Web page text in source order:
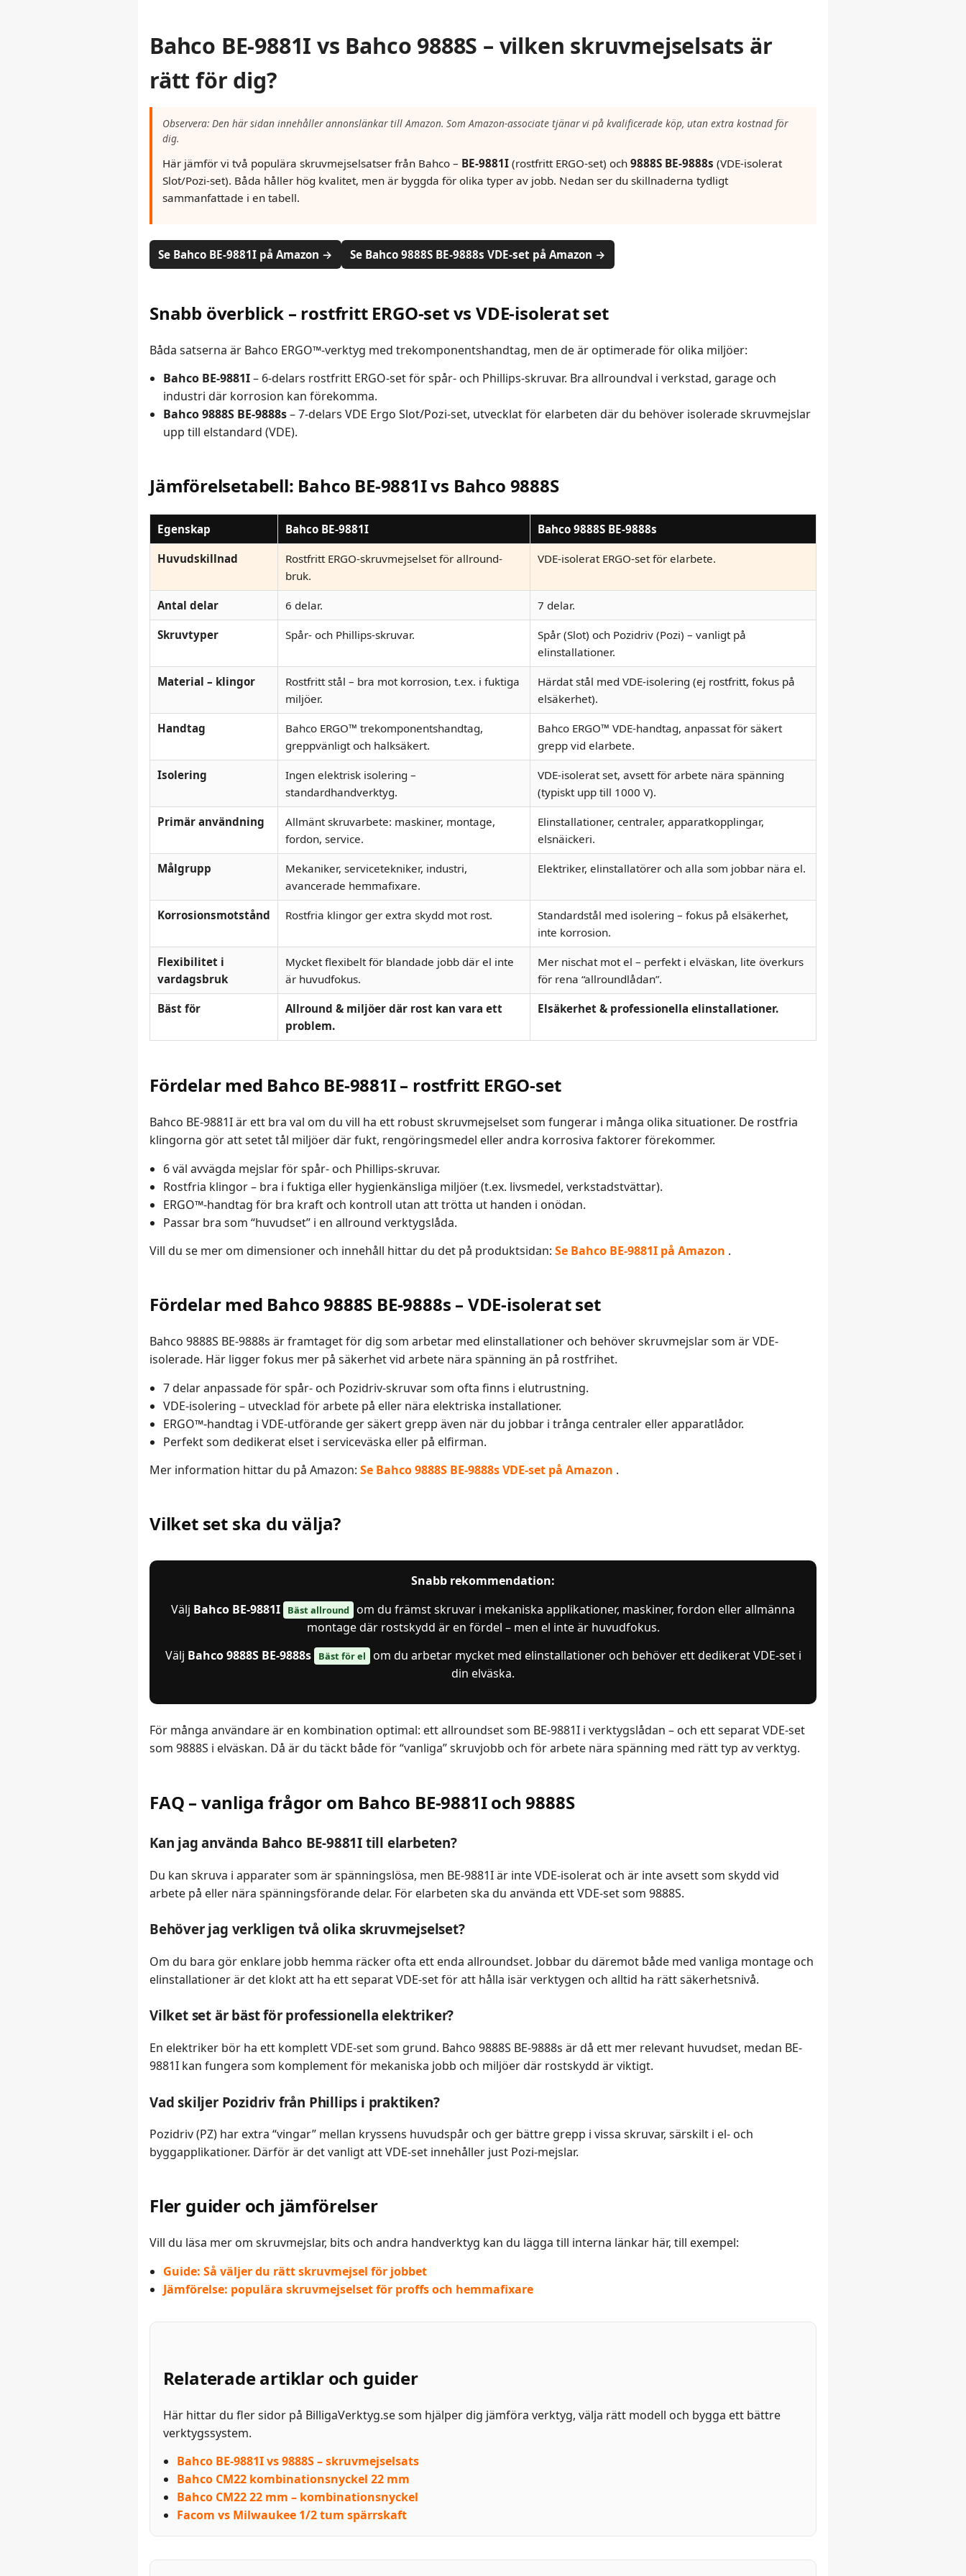
Bahco BE-9881I vs Bahco 9888S – vilken skruvmejselsats är
rätt för dig?
Observera: Den här sidan innehåller annonslänkar till Amazon. Som Amazon-associate tjänar vi på kvalificerade köp, utan extra kostnad för
dig.
Här jämför vi två populära skruvmejselsatser från Bahco – BE-9881I (rostfritt ERGO-set) och 9888S BE-9888s (VDE-isolerat
Slot/Pozi-set). Båda håller hög kvalitet, men är byggda för olika typer av jobb. Nedan ser du skillnaderna tydligt
sammanfattade i en tabell.
Se Bahco BE-9881I på Amazon → Se Bahco 9888S BE-9888s VDE-set på Amazon →
Snabb överblick – rostfritt ERGO-set vs VDE-isolerat set
Båda satserna är Bahco ERGO™-verktyg med trekomponentshandtag, men de är optimerade för olika miljöer:
Bahco BE-9881I– 6-delars rostfritt ERGO-set för spår- och Phillips-skruvar. Bra allroundval i verkstad, garage och
industri där korrosion kan förekomma.
Bahco 9888S BE-9888s– 7-delars VDE Ergo Slot/Pozi-set, utvecklat för elarbeten där du behöver isolerade skruvmejslar
upp till elstandard (VDE).
Jämförelsetabell: Bahco BE-9881I vs Bahco 9888S
Egenskap Bahco BE-9881I Bahco 9888S BE-9888s
Huvudskillnad
Rostfritt ERGO-skruvmejselset för allround-
bruk.
VDE-isolerat ERGO-set för elarbete.
Antal delar 6 delar. 7 delar.
Skruvtyper Spår- och Phillips-skruvar.
Spår (Slot) och Pozidriv (Pozi) – vanligt på
elinstallationer.
Material – klingor
Rostfritt stål – bra mot korrosion, t.ex. i fuktiga
miljöer.
Härdat stål med VDE-isolering (ej rostfritt, fokus på
elsäkerhet).
Handtag
Bahco ERGO™ trekomponentshandtag,
greppvänligt och halksäkert.
Bahco ERGO™ VDE-handtag, anpassat för säkert
grepp vid elarbete.
Isolering
Ingen elektrisk isolering –
standardhandverktyg.
VDE-isolerat set, avsett för arbete nära spänning
(typiskt upp till 1000 V).
Primär användning
Allmänt skruvarbete: maskiner, montage,
fordon, service.
Elinstallationer, centraler, apparatkopplingar,
elsnäickeri.
Målgrupp
Mekaniker, servicetekniker, industri,
avancerade hemmafixare.
Elektriker, elinstallatörer och alla som jobbar nära el.
Korrosionsmotstånd Rostfria klingor ger extra skydd mot rost.
Standardstål med isolering – fokus på elsäkerhet,
inte korrosion.
Flexibilitet i
vardagsbruk
Mycket flexibelt för blandade jobb där el inte
är huvudfokus.
Mer nischat mot el – perfekt i elväskan, lite överkurs
för rena “allroundlådan”.
Bäst för
Allround & miljöer där rost kan vara ett
problem.
Elsäkerhet & professionella elinstallationer.
Fördelar med Bahco BE-9881I – rostfritt ERGO-set
Bahco BE-9881I är ett bra val om du vill ha ett robust skruvmejselset som fungerar i många olika situationer. De rostfria
klingorna gör att setet tål miljöer där fukt, rengöringsmedel eller andra korrosiva faktorer förekommer.
6 väl avvägda mejslar för spår- och Phillips-skruvar.
Rostfria klingor – bra i fuktiga eller hygienkänsliga miljöer (t.ex. livsmedel, verkstadstvättar).
ERGO™-handtag för bra kraft och kontroll utan att trötta ut handen i onödan.
Passar bra som “huvudset” i en allround verktygslåda.
Vill du se mer om dimensioner och innehåll hittar du det på produktsidan: Se Bahco BE-9881I på Amazon .
Fördelar med Bahco 9888S BE-9888s – VDE-isolerat set
Bahco 9888S BE-9888s är framtaget för dig som arbetar med elinstallationer och behöver skruvmejslar som är VDE-
isolerade. Här ligger fokus mer på säkerhet vid arbete nära spänning än på rostfrihet.
7 delar anpassade för spår- och Pozidriv-skruvar som ofta finns i elutrustning.
VDE-isolering – utvecklad för arbete på eller nära elektriska installationer.
ERGO™-handtag i VDE-utförande ger säkert grepp även när du jobbar i trånga centraler eller apparatlådor.
Perfekt som dedikerat elset i serviceväska eller på elfirman.
Mer information hittar du på Amazon: Se Bahco 9888S BE-9888s VDE-set på Amazon .
Vilket set ska du välja?
Snabb rekommendation:
Välj Bahco BE-9881I Bäst allround om du främst skruvar i mekaniska applikationer, maskiner, fordon eller allmänna
montage där rostskydd är en fördel – men el inte är huvudfokus.
Välj Bahco 9888S BE-9888s Bäst för el
om du arbetar mycket med elinstallationer och behöver ett dedikerat VDE-set i
din elväska.
För många användare är en kombination optimal: ett allroundset som BE-9881I i verktygslådan – och ett separat VDE-set
som 9888S i elväskan. Då är du täckt både för “vanliga” skruvjobb och för arbete nära spänning med rätt typ av verktyg.
FAQ – vanliga frågor om Bahco BE-9881I och 9888S
Kan jag använda Bahco BE-9881I till elarbeten?
Du kan skruva i apparater som är spänningslösa, men BE-9881I är inte VDE-isolerat och är inte avsett som skydd vid
arbete på eller nära spänningsförande delar. För elarbeten ska du använda ett VDE-set som 9888S.
Behöver jag verkligen två olika skruvmejselset?
Om du bara gör enklare jobb hemma räcker ofta ett enda allroundset. Jobbar du däremot både med vanliga montage och
elinstallationer är det klokt att ha ett separat VDE-set för att hålla isär verktygen och alltid ha rätt säkerhetsnivå.
Vilket set är bäst för professionella elektriker?
En elektriker bör ha ett komplett VDE-set som grund. Bahco 9888S BE-9888s är då ett mer relevant huvudset, medan BE-
9881I kan fungera som komplement för mekaniska jobb och miljöer där rostskydd är viktigt.
Vad skiljer Pozidriv från Phillips i praktiken?
Pozidriv (PZ) har extra “vingar” mellan kryssens huvudspår och ger bättre grepp i vissa skruvar, särskilt i el- och
byggapplikationer. Därför är det vanligt att VDE-set innehåller just Pozi-mejslar.
Fler guider och jämförelser
Vill du läsa mer om skruvmejslar, bits och andra handverktyg kan du lägga till interna länkar här, till exempel:
Guide: Så väljer du rätt skruvmejsel för jobbet
Jämförelse: populära skruvmejselset för proffs och hemmafixare
Relaterade artiklar och guider
Här hittar du fler sidor på BilligaVerktyg.se som hjälper dig jämföra verktyg, välja rätt modell och bygga ett bättre
verktygssystem.
Bahco BE-9881I vs 9888S – skruvmejselsats
Bahco CM22 kombinationsnyckel 22 mm
Bahco CM22 22 mm – kombinationsnyckel
Facom vs Milwaukee 1/2 tum spärrskaft